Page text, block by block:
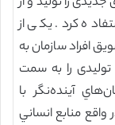
کرد. یکی از
افراد سازمان به
تولیدی را به سمت
آينده‌نگر با
منابع انساني